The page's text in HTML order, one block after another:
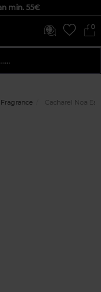
min. 55€
0
Fragrance Cacharel Noa